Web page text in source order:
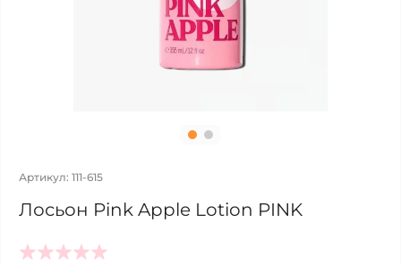
Артикул: 111-615
Лосьон Pink Apple Lotion PINK